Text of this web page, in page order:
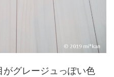
グレージュっぽい色